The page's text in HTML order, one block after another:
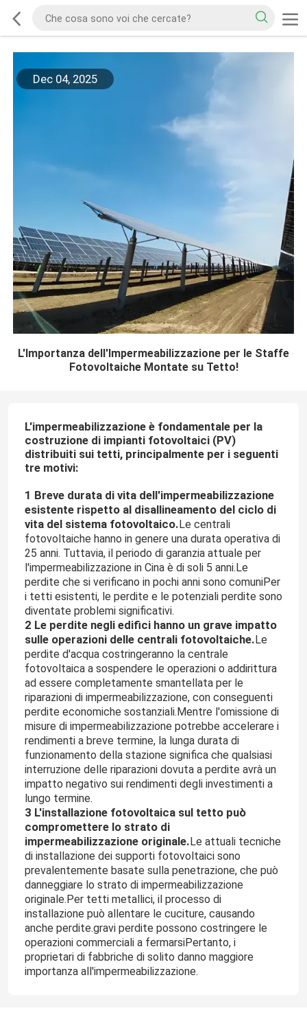
Dec 04, 2025
L'Importanza dell'Impermeabilizzazione per le Staffe
Fotovoltaiche Montate su Tetto!
L'impermeabilizzazione è fondamentale per la
costruzione di impianti fotovoltaici (PV)
distribuiti sui tetti, principalmente per i seguenti
tre motivi:
1 Breve durata di vita dell'impermeabilizzazione
esistente rispetto al disallineamento del ciclo di
vita del sistema fotovoltaico.Le centrali
fotovoltaiche hanno in genere una durata operativa di
25 anni. Tuttavia, il periodo di garanzia attuale per
l'impermeabilizzazione in Cina è di soli 5 anni.Le
perdite che si verificano in pochi anni sono comuniPer
i tetti esistenti, le perdite e le potenziali perdite sono
diventate problemi significativi.
2 Le perdite negli edifici hanno un grave impatto
sulle operazioni delle centrali fotovoltaiche.Le
perdite d'acqua costringeranno la centrale
fotovoltaica a sospendere le operazioni o addirittura
ad essere completamente smantellata per le
riparazioni di impermeabilizzazione, con conseguenti
perdite economiche sostanziali.Mentre l'omissione di
misure di impermeabilizzazione potrebbe accelerare i
rendimenti a breve termine, la lunga durata di
funzionamento della stazione significa che qualsiasi
interruzione delle riparazioni dovuta a perdite avrà un
impatto negativo sui rendimenti degli investimenti a
lungo termine.
3 L'installazione fotovoltaica sul tetto può
compromettere lo strato di
impermeabilizzazione originale.Le attuali tecniche
di installazione dei supporti fotovoltaici sono
prevalentemente basate sulla penetrazione, che può
danneggiare lo strato di impermeabilizzazione
originale.Per tetti metallici, il processo di
installazione può allentare le cuciture, causando
anche perdite.gravi perdite possono costringere le
operazioni commerciali a fermarsiPertanto, i
proprietari di fabbriche di solito danno maggiore
importanza all'impermeabilizzazione.